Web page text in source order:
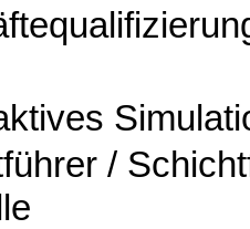
/